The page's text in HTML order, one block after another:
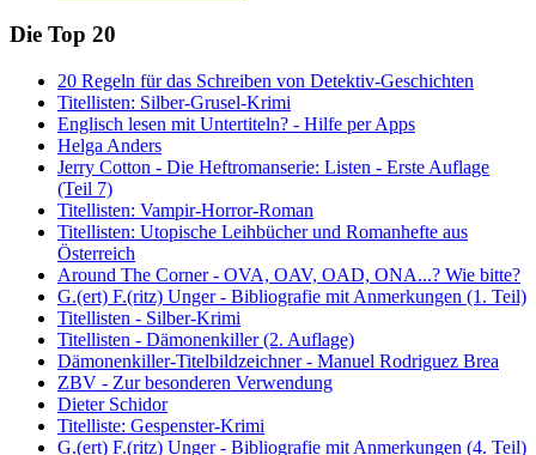
Die Top 20
20 Regeln für das Schreiben von Detektiv-Geschichten
Titellisten: Silber-Grusel-Krimi
Englisch lesen mit Untertiteln? - Hilfe per Apps
Helga Anders
Jerry Cotton - Die Heftromanserie: Listen - Erste Auflage
(Teil 7)
Titellisten: Vampir-Horror-Roman
Titellisten: Utopische Leihbücher und Romanhefte aus
Österreich
Around The Corner - OVA, OAV, OAD, ONA...? Wie bitte?
G.(ert) F.(ritz) Unger - Bibliografie mit Anmerkungen (1. Teil)
Titellisten - Silber-Krimi
Titellisten - Dämonenkiller (2. Auflage)
Dämonenkiller-Titelbildzeichner - Manuel Rodriguez Brea
ZBV - Zur besonderen Verwendung
Dieter Schidor
Titelliste: Gespenster-Krimi
G.(ert) F.(ritz) Unger - Bibliografie mit Anmerkungen (4. Teil)